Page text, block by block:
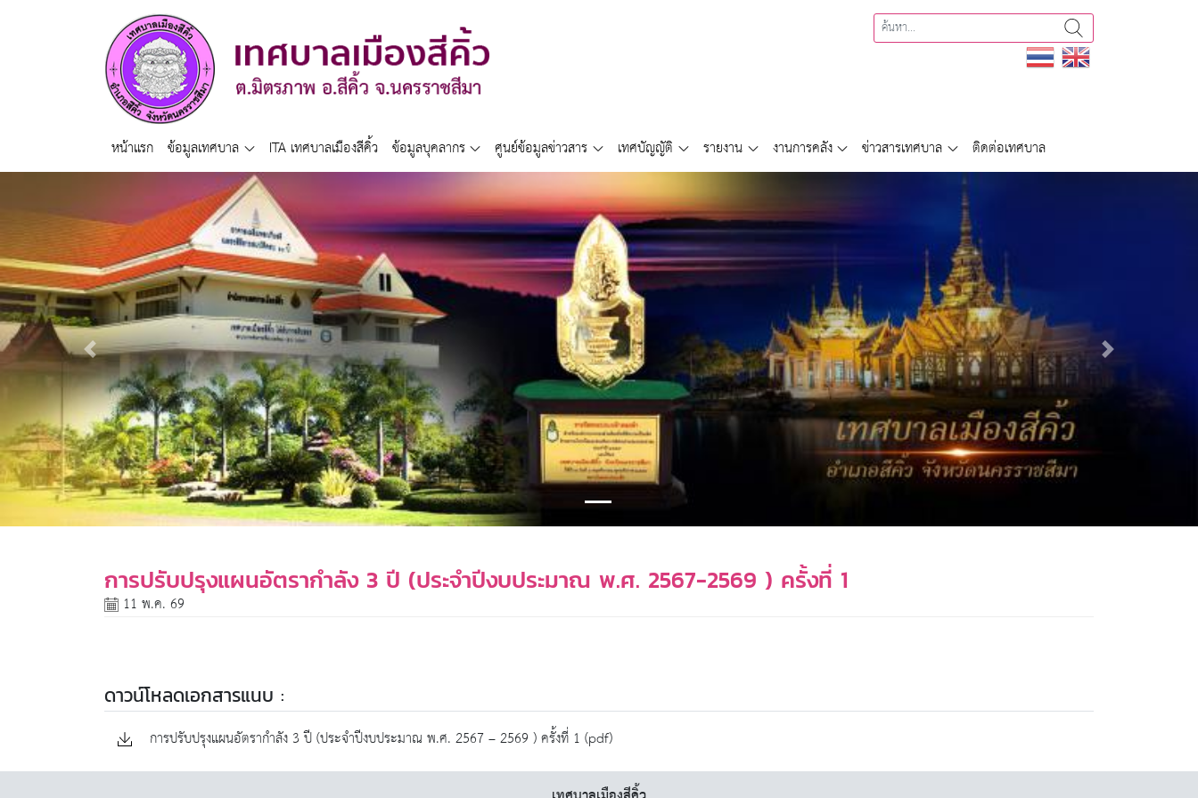
หน้าแรก ข้อมูลเทศบาล ITA เทศบาลเมืองสีคิ้ว ข้อมูลบุคลากร ศูนย์ข้อมูลข่าวสาร เทศบัญญัติ รายงาน งานการคลัง ข่าวสารเทศบาล ติดต่อเทศบาล
Previous Next
การปรับปรุงแผนอัตรากำลัง 3 ปี (ประจำปีงบประมาณ พ.ศ. 2567-2569 ) ครั้งที่ 1
11 พ.ค. 69
ดาวน์โหลดเอกสารแนบ :
การปรับปรุงแผนอัตรากำลัง 3 ปี (ประจำปีงบประมาณ พ.ศ. 2567 – 2569 ) ครั้งที่ 1 (pdf)